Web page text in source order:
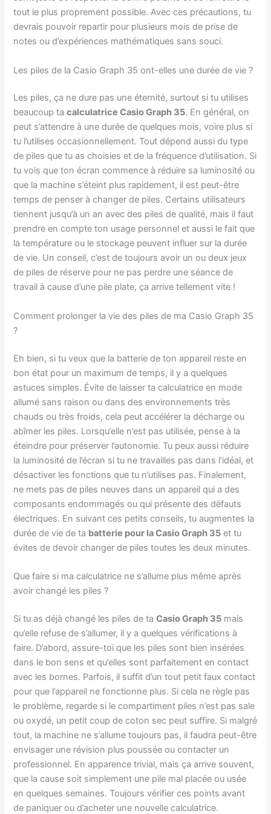
tout le plus proprement possible. Avec ces précautions, tu
devrais pouvoir repartir pour plusieurs mois de prise de
notes ou d’expériences mathématiques sans souci.
Les piles de la Casio Graph 35 ont-elles une durée de vie ?
Les piles, ça ne dure pas une éternité, surtout si tu utilises
beaucoup tacalculatrice Casio Graph 35. En général, on
peut s’attendre à une durée de quelques mois, voire plus si
tu l’utilises occasionnellement. Tout dépend aussi du type
de piles que tu as choisies et de la fréquence d’utilisation. Si
tu vois que ton écran commence à réduire sa luminosité ou
que la machine s’éteint plus rapidement, il est peut-être
temps de penser à changer de piles. Certains utilisateurs
tiennent jusqu’à un an avec des piles de qualité, mais il faut
prendre en compte ton usage personnel et aussi le fait que
la température ou le stockage peuvent influer sur la durée
de vie. Un conseil, c’est de toujours avoir un ou deux jeux
de piles de réserve pour ne pas perdre une séance de
travail à cause d’une pile plate, ça arrive tellement vite !
Comment prolonger la vie des piles de ma Casio Graph 35
?
Eh bien, si tu veux que la batterie de ton appareil reste en
bon état pour un maximum de temps, il y a quelques
astuces simples. Évite de laisser ta calculatrice en mode
allumé sans raison ou dans des environnements très
chauds ou très froids, cela peut accélérer la décharge ou
abîmer les piles. Lorsqu’elle n’est pas utilisée, pense à la
éteindre pour préserver l’autonomie. Tu peux aussi réduire
la luminosité de l’écran si tu ne travailles pas dans l’idéal, et
désactiver les fonctions que tu n’utilises pas. Finalement,
ne mets pas de piles neuves dans un appareil qui a des
composants endommagés ou qui présente des défauts
électriques. En suivant ces petits conseils, tu augmentes la
durée de vie de ta batterie pour la Casio Graph 35 et tu
évites de devoir changer de piles toutes les deux minutes.
Que faire si ma calculatrice ne s’allume plus même après
avoir changé les piles ?
Si tu as déjà changé les piles de taCasio Graph 35 mais
qu’elle refuse de s’allumer, il y a quelques vérifications à
faire. D’abord, assure-toi que les piles sont bien insérées
dans le bon sens et qu’elles sont parfaitement en contact
avec les bornes. Parfois, il suffit d’un tout petit faux contact
pour que l’appareil ne fonctionne plus. Si cela ne règle pas
le problème, regarde si le compartiment piles n’est pas sale
ou oxydé, un petit coup de coton sec peut suffire. Si malgré
tout, la machine ne s’allume toujours pas, il faudra peut-être
envisager une révision plus poussée ou contacter un
professionnel. En apparence trivial, mais ça arrive souvent,
que la cause soit simplement une pile mal placée ou usée
en quelques semaines. Toujours vérifier ces points avant
de paniquer ou d’acheter une nouvelle calculatrice.